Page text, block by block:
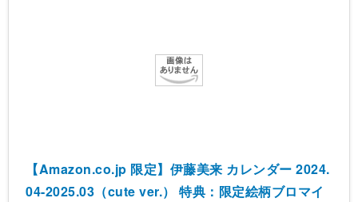
【Amazon.co.jp 限定】伊藤美来 カレンダー 2024.
04-2025.03（cute ver.） 特典：限定絵柄ブロマイ